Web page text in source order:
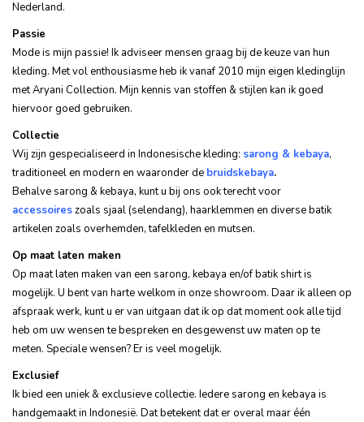
Nederland.
Passie
Mode is mijn passie! Ik adviseer mensen graag bij de keuze van hun
kleding. Met vol enthousiasme heb ik vanaf 2010 mijn eigen kledinglijn
met Aryani Collection. Mijn kennis van stoffen & stijlen kan ik goed
hiervoor goed gebruiken.
Collectie
Wij zijn gespecialiseerd in Indonesische kleding: sarong & kebaya,
traditioneel en modern en waaronder de bruidskebaya.
Behalve sarong & kebaya, kunt u bij ons ook terecht voor
accessoireszoals sjaal (selendang), haarklemmen en diverse batik
artikelen zoals overhemden, tafelkleden en mutsen.
Op maat laten maken
Op maat laten maken van een sarong, kebaya en/of batik shirt is
mogelijk. U bent van harte welkom in onze showroom. Daar ik alleen op
afspraak werk, kunt u er van uitgaan dat ik op dat moment ook alle tijd
heb om uw wensen te bespreken en desgewenst uw maten op te
meten. Speciale wensen? Er is veel mogelijk.
Exclusief
Ik bied een uniek & exclusieve collectie. Iedere sarong en kebaya is
handgemaakt in Indonesië. Dat betekent dat er overal maar één